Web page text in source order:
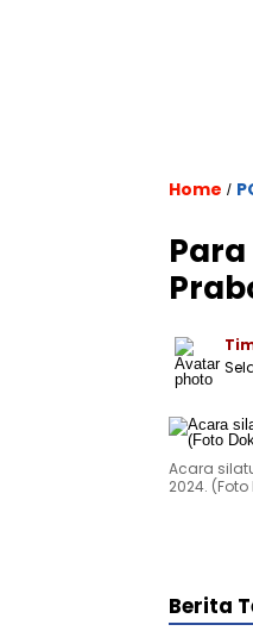
Home /
Acara
2024.
Berita